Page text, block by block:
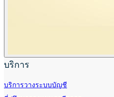
บริการ
บริการวางระบบบัญชี